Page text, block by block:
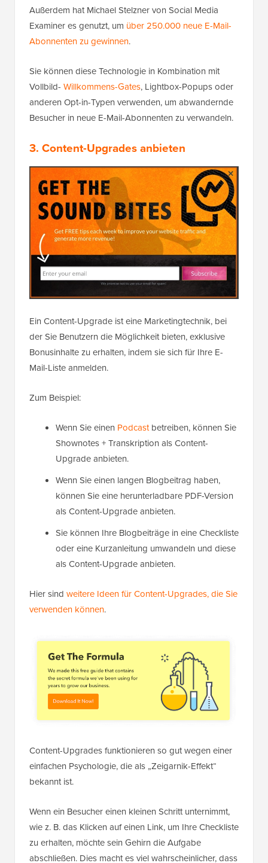
Außerdem hat Michael Stelzner von Social Media
Examiner es genutzt, um über 250.000 neue E-Mail-
Abonnenten zu gewinnen.
Sie können diese Technologie in Kombination mit
Vollbild- Willkommens-Gates, Lightbox-Popups oder
anderen Opt-in-Typen verwenden, um abwandernde
Besucher in neue E-Mail-Abonnenten zu verwandeln.
3. Content-Upgrades anbieten
Ein Content-Upgrade ist eine Marketingtechnik, bei
der Sie Benutzern die Möglichkeit bieten, exklusive
Bonusinhalte zu erhalten, indem sie sich für Ihre E-
Mail-Liste anmelden.
Zum Beispiel:
Wenn Sie einen Podcastbetreiben, können Sie
Shownotes + Transkription als Content-
Upgrade anbieten.
Wenn Sie einen langen Blogbeitrag haben,
können Sie eine herunterladbare PDF-Version
als Content-Upgrade anbieten.
Sie können Ihre Blogbeiträge in eine Checkliste
oder eine Kurzanleitung umwandeln und diese
als Content-Upgrade anbieten.
Hier sind weitere Ideen für Content-Upgrades, die Sie
verwenden können.
Content-Upgrades funktionieren so gut wegen einer
einfachen Psychologie, die als „Zeigarnik-Effekt“
bekannt ist.
Wenn ein Besucher einen kleinen Schritt unternimmt,
wie z. B. das Klicken auf einen Link, um Ihre Checkliste
zu erhalten, möchte sein Gehirn die Aufgabe
abschließen. Dies macht es viel wahrscheinlicher, dass